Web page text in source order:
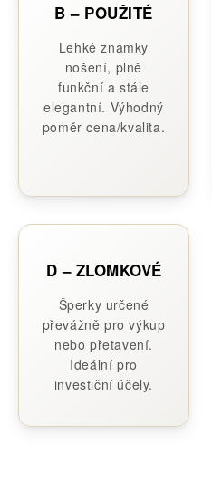
B – POUŽITÉ
Lehké známky
nošení, plně
funkční a stále
elegantní. Výhodný
poměr cena/kvalita.
D – ZLOMKOVÉ
Šperky určené
převážně pro výkup
nebo přetavení.
Ideální pro
investiční účely.